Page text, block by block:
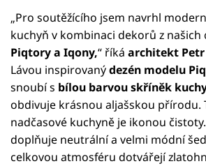
„Pro soutěžícího jsem navrhl
kuchyň v kombinaci dekorů z
Piqtory a Iqony,“ říká architekt Petr
Lávou inspirovanýdezén modelu
snoubí s bílou barvou skříněk
obdivuje krásnou aljašskou přírodu.
nadčasové kuchyně je ikonou
doplňuje neutrální a velmi módní
celkovou atmosféru dotvářejí